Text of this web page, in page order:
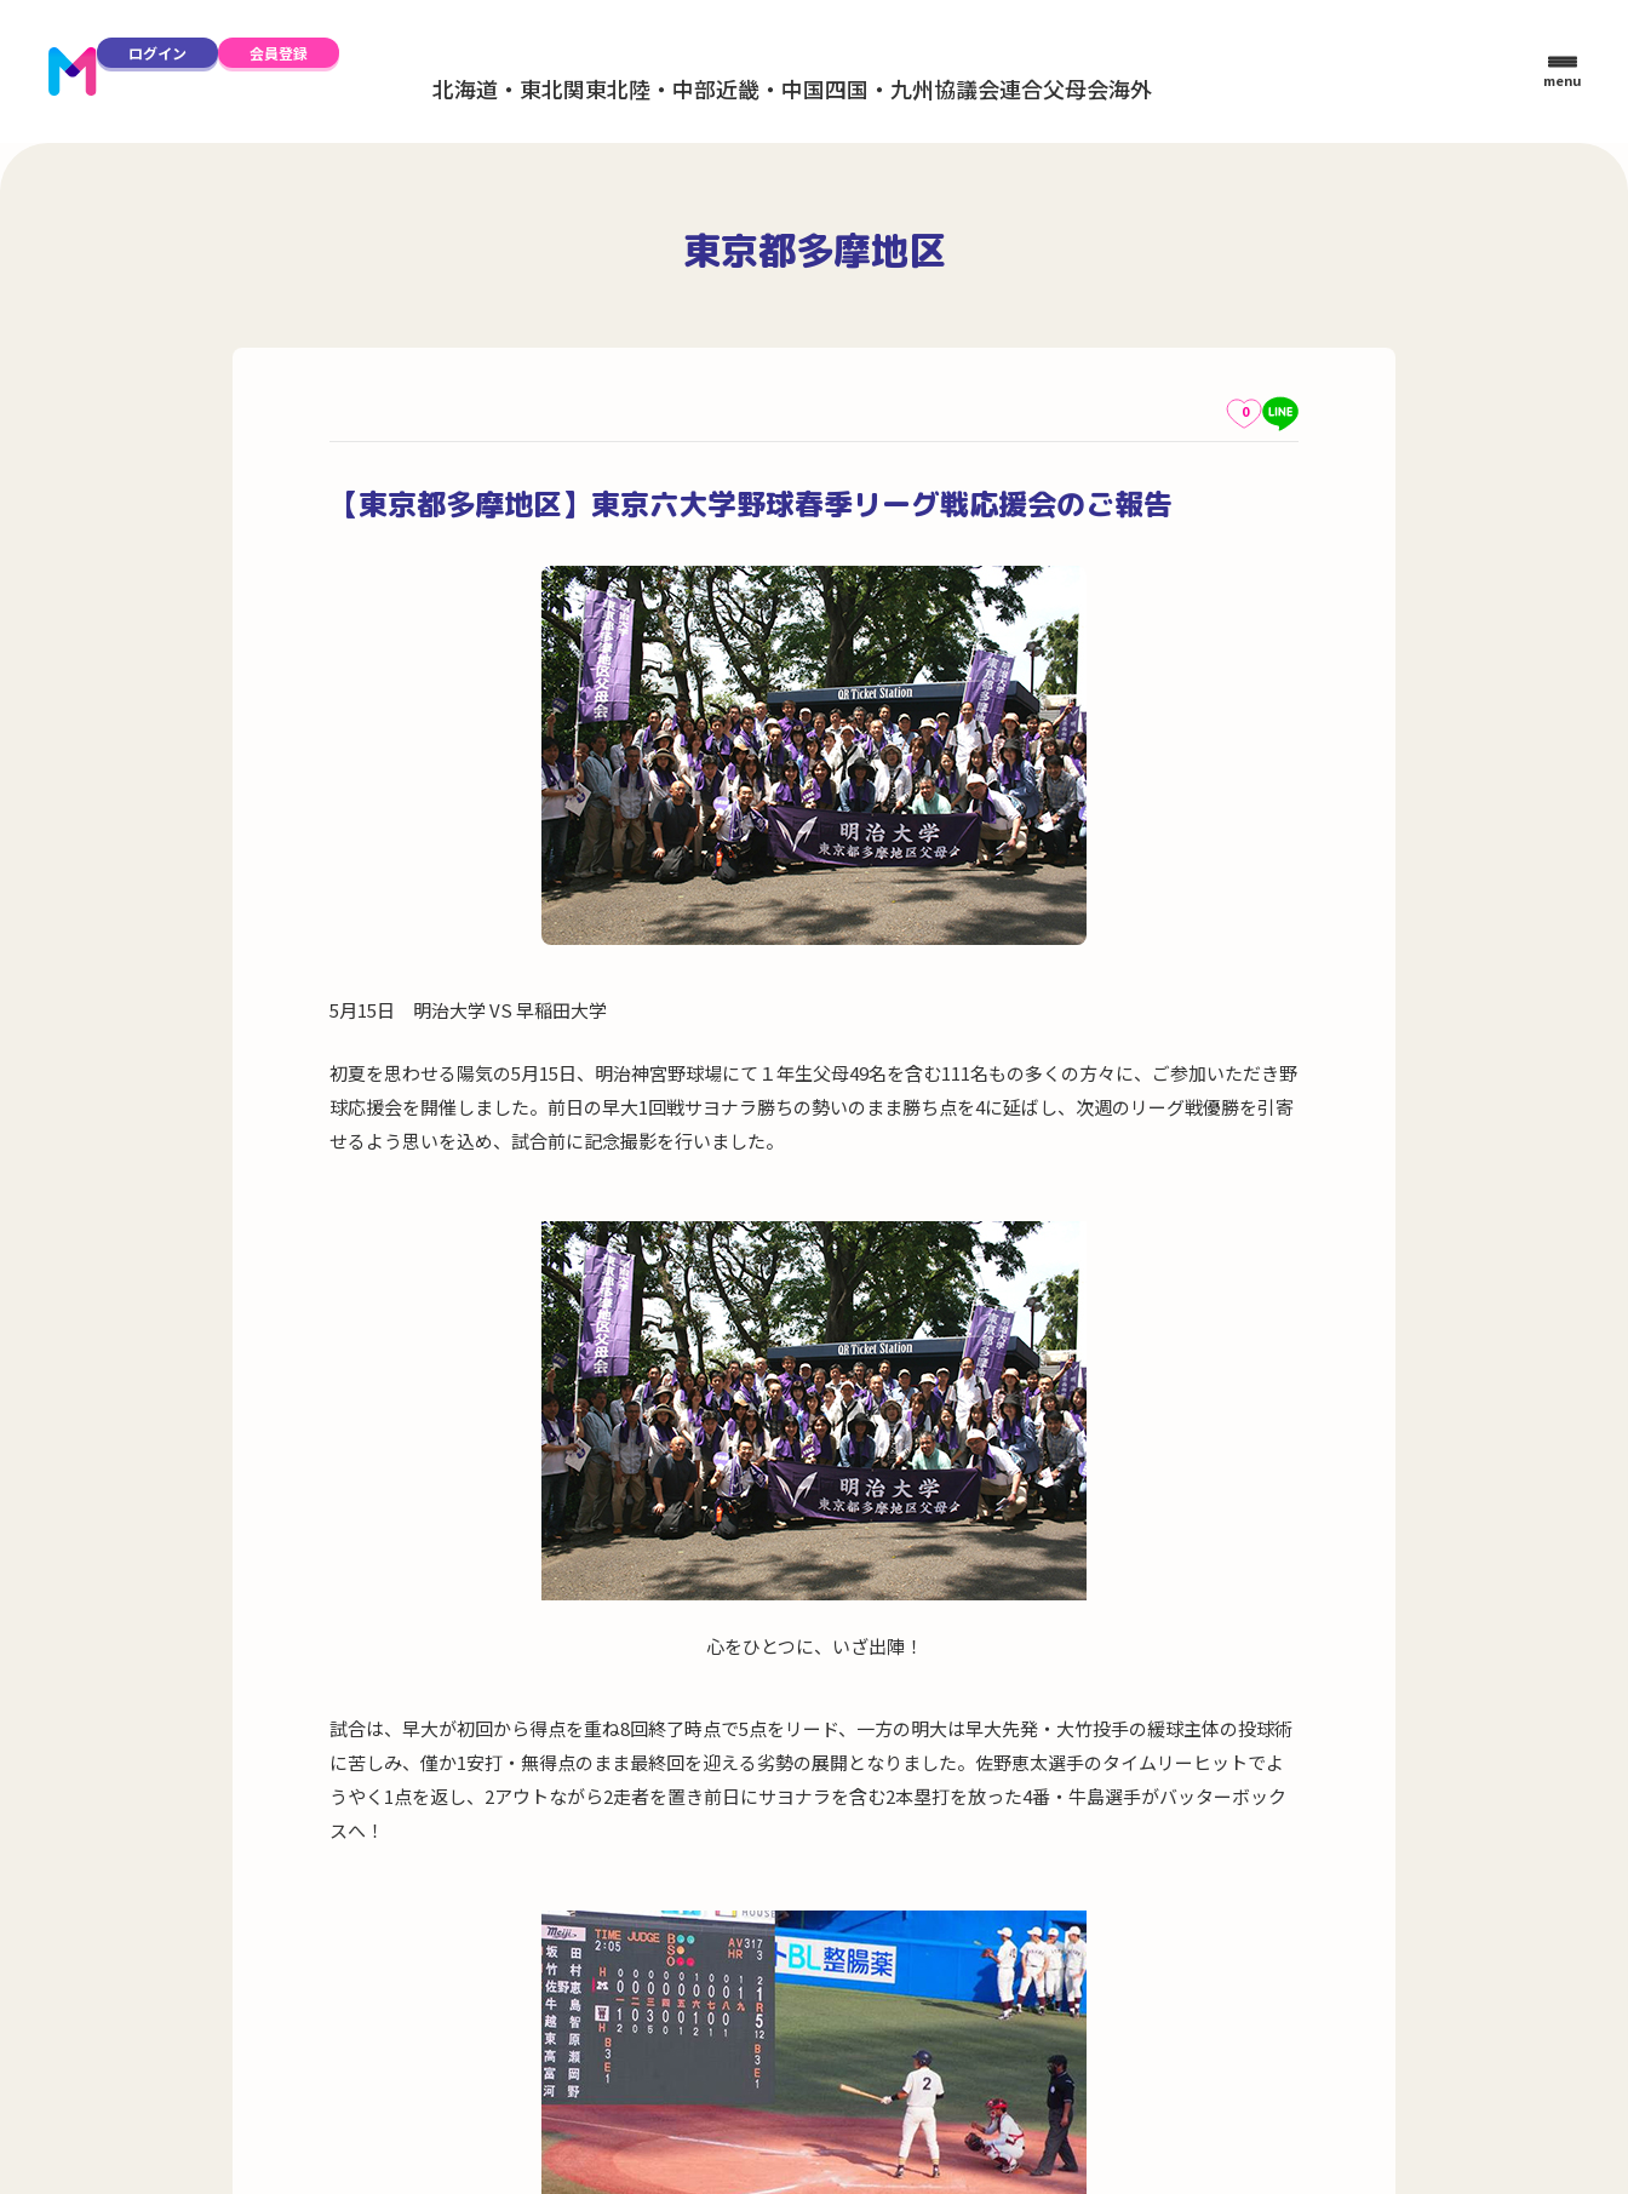
ログイン 会員登録
北海道・東北関東北陸・中部近畿・中国四国・九州協議会連合父母会海外 menu
東京都多摩地区
0
【東京都多摩地区】東京六大学野球春季リーグ戦応援会のご報告
5月15日 明治大学 VS 早稲田大学
初夏を思わせる陽気の5月15日、明治神宮野球場にて１年生父母49名を含む111名もの多くの方々に、ご参加いただき野
球応援会を開催しました。前日の早大1回戦サヨナラ勝ちの勢いのまま勝ち点を4に延ばし、次週のリーグ戦優勝を引寄
せるよう思いを込め、試合前に記念撮影を行いました。
心をひとつに、いざ出陣！
試合は、早大が初回から得点を重ね8回終了時点で5点をリード、一方の明大は早大先発・大竹投手の緩球主体の投球術
に苦しみ、僅か1安打・無得点のまま最終回を迎える劣勢の展開となりました。佐野恵太選手のタイムリーヒットでよ
うやく1点を返し、2アウトながら2走者を置き前日にサヨナラを含む2本塁打を放った4番・牛島選手がバッターボック
スへ！